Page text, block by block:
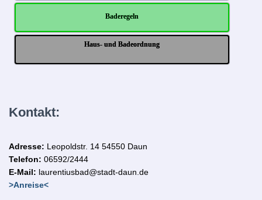
Baderegeln
Haus- und Badeordnung
Kontakt:
Adresse: Leopoldstr. 14 54550 Daun
Telefon: 06592/2444
E-Mail: laurentiusbad@stadt-daun.de
>Anreise<